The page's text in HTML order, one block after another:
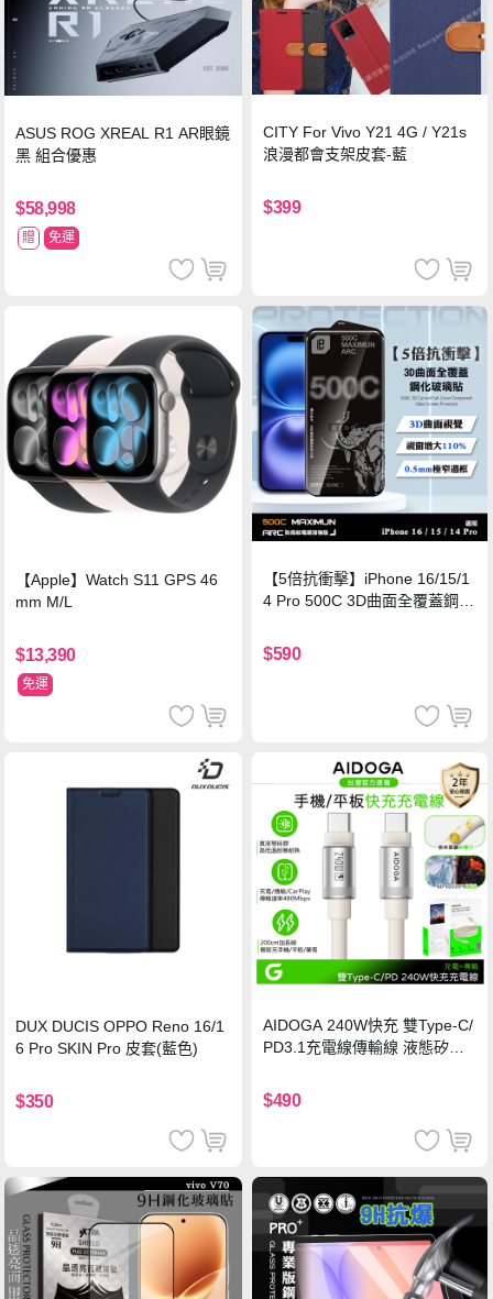
ASUS ROG XREAL R1 AR眼鏡
黑 組合優惠
$58,998
贈 免運
CITY For Vivo Y21 4G / Y21s
浪漫都會支架皮套-藍
$399
【Apple】Watch S11 GPS 46
mm M/L
$13,390
免運
【5倍抗衝擊】iPhone 16/15/1
4 Pro 500C 3D曲面全覆蓋鋼化
保護貼
$590
DUX DUCIS OPPO Reno 16/1
6 Pro SKIN Pro 皮套(藍色)
$350
AIDOGA 240W快充 雙Type-C/
PD3.1充電線傳輸線 液態矽膠
機/平板/筆電
$490